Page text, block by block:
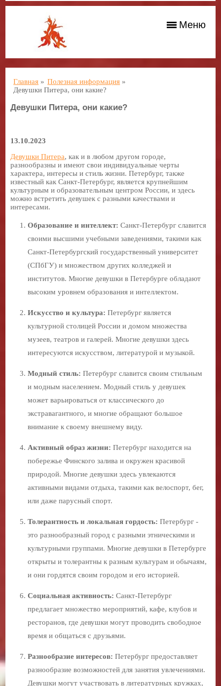
Меню
Главная » Полезная информация »
Девушки Питера, они какие?
Девушки Питера, они какие?
13.10.2023
Девушки Питера, как и в любом другом городе,
разнообразны и имеют свои индивидуальные черты
характера, интересы и стиль жизни. Петербург, также
известный как Санкт-Петербург, является крупнейшим
культурным и образовательным центром России, и здесь
можно встретить девушек с разными качествами и
интересами.
Образование и интеллект: Санкт-Петербург славится
своими высшими учебными заведениями, такими как
Санкт-Петербургский государственный университет
(СПбГУ) и множеством других колледжей и
институтов. Многие девушки в Петербурге обладают
высоким уровнем образования и интеллектом.
Искусство и культура: Петербург является
культурной столицей России и домом множества
музеев, театров и галерей. Многие девушки здесь
интересуются искусством, литературой и музыкой.
Модный стиль: Петербург славится своим стильным
и модным населением. Модный стиль у девушек
может варьироваться от классического до
экстравагантного, и многие обращают большое
внимание к своему внешнему виду.
Активный образ жизни: Петербург находится на
побережье Финского залива и окружен красивой
природой. Многие девушки здесь увлекаются
активными видами отдыха, такими как велоспорт, бег,
или даже парусный спорт.
Толерантность и локальная гордость: Петербург -
это разнообразный город с разными этническими и
культурными группами. Многие девушки в Петербурге
открыты и толерантны к разным культурам и обычаям,
и они гордятся своим городом и его историей.
Социальная активность: Санкт-Петербург
предлагает множество мероприятий, кафе, клубов и
ресторанов, где девушки могут проводить свободное
время и общаться с друзьями.
Разнообразие интересов: Петербург предоставляет
разнообразие возможностей для занятия увлечениями.
Девушки могут участвовать в литературных кружках,